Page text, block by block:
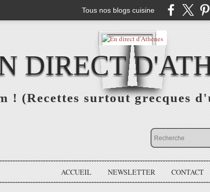
Tous nos blogs cuisine
DIRECT
! (Recettes surtout grecques
ACCUEIL NEWSLETTER CONTACT